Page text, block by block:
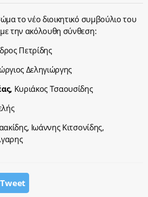
το νέο διοικητικό συμβούλιο του
την ακόλουθη σύνθεση:
Πετρίδης
Δεληγιώργης
Κυριάκος Τσαουσίδης
Ιωάννης Κιτσονίδης,
Tweet